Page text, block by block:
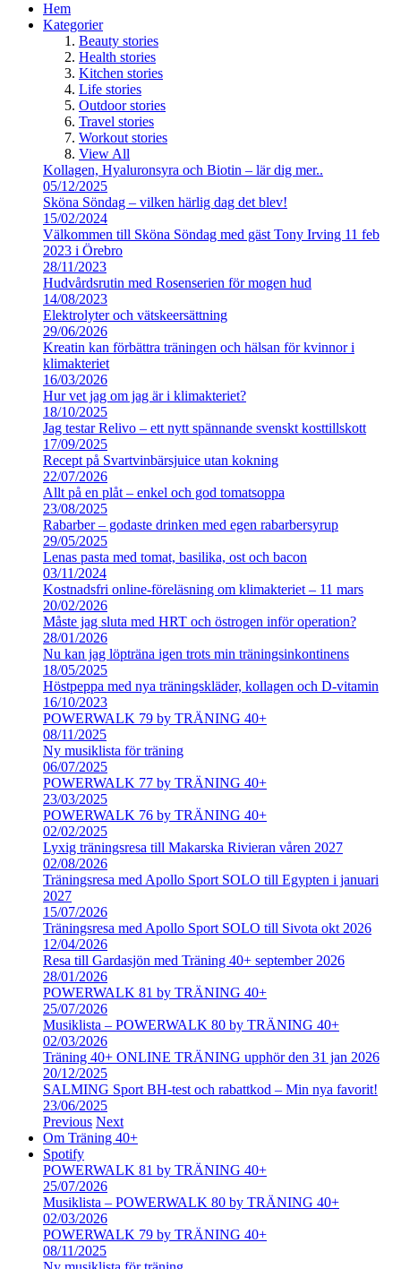
Hem
Kategorier
Beauty stories
Health stories
Kitchen stories
Life stories
Outdoor stories
Travel stories
Workout stories
View All
Kollagen, Hyaluronsyra och Biotin – lär dig mer..
05/12/2025
Sköna Söndag – vilken härlig dag det blev!
15/02/2024
Välkommen till Sköna Söndag med gäst Tony Irving 11 feb
2023 i Örebro
28/11/2023
Hudvårdsrutin med Rosenserien för mogen hud
14/08/2023
Elektrolyter och vätskeersättning
29/06/2026
Kreatin kan förbättra träningen och hälsan för kvinnor i
klimakteriet
16/03/2026
Hur vet jag om jag är i klimakteriet?
18/10/2025
Jag testar Relivo – ett nytt spännande svenskt kosttillskott
17/09/2025
Recept på Svartvinbärsjuice utan kokning
22/07/2026
Allt på en plåt – enkel och god tomatsoppa
23/08/2025
Rabarber – godaste drinken med egen rabarbersyrup
29/05/2025
Lenas pasta med tomat, basilika, ost och bacon
03/11/2024
Kostnadsfri online-föreläsning om klimakteriet – 11 mars
20/02/2026
Måste jag sluta med HRT och östrogen inför operation?
28/01/2026
Nu kan jag löpträna igen trots min träningsinkontinens
18/05/2025
Höstpeppa med nya träningskläder, kollagen och D-vitamin
16/10/2023
POWERWALK 79 by TRÄNING 40+
08/11/2025
Ny musiklista för träning
06/07/2025
POWERWALK 77 by TRÄNING 40+
23/03/2025
POWERWALK 76 by TRÄNING 40+
02/02/2025
Lyxig träningsresa till Makarska Rivieran våren 2027
02/08/2026
Träningsresa med Apollo Sport SOLO till Egypten i januari
2027
15/07/2026
Träningsresa med Apollo Sport SOLO till Sivota okt 2026
12/04/2026
Resa till Gardasjön med Träning 40+ september 2026
28/01/2026
POWERWALK 81 by TRÄNING 40+
25/07/2026
Musiklista – POWERWALK 80 by TRÄNING 40+
02/03/2026
Träning 40+ ONLINE TRÄNING upphör den 31 jan 2026
20/12/2025
SALMING Sport BH-test och rabattkod – Min nya favorit!
23/06/2025
Previous Next
Om Träning 40+
Spotify
POWERWALK 81 by TRÄNING 40+
25/07/2026
Musiklista – POWERWALK 80 by TRÄNING 40+
02/03/2026
POWERWALK 79 by TRÄNING 40+
08/11/2025